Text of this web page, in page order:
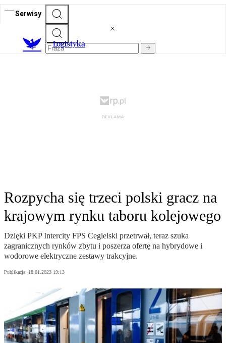
Serwisy
Logistyka
Rozpycha się trzeci polski gracz na
krajowym rynku taboru kolejowego
Dzięki PKP Intercity FPS Cegielski przetrwał, teraz szuka
zagranicznych rynków zbytu i poszerza ofertę na hybrydowe i
wodorowe elektryczne zestawy trakcyjne.
Publikacja: 18.01.2023 19:13